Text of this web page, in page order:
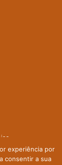
experiência por
consentir a sua